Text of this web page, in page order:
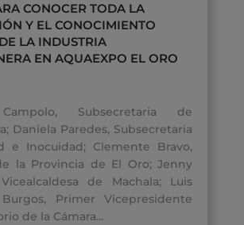
CONOCER TODA LA
Y EL CONOCIMIENTO
LA INDUSTRIA
EN AQUAEXPO EL ORO
Subsecretaria de
Daniela Paredes, Subsecretaria
e Inocuidad; Clemente Bravo,
la Provincia de El Oro; Jenny
de Machala; Luis
Burgos, Primer Vicepresidente
de la Cámara...